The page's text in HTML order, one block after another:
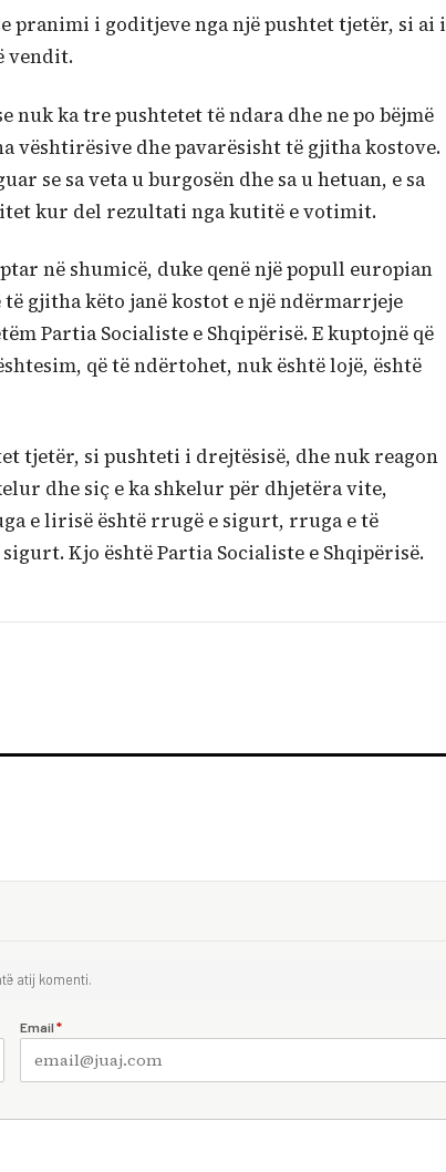
pranimi i goditjeve nga një pushtet tjetër, si ai i
vendit.
nuk ka tre pushtetet të ndara dhe ne po bëjmë
vështirësive dhe pavarësisht të gjitha kostove.
se sa veta u burgosën dhe sa u hetuan, e sa
kur del rezultati nga kutitë e votimit.
në shumicë, duke qenë një popull europian
gjitha këto janë kostot e një ndërmarrjeje
Partia Socialiste e Shqipërisë. E kuptojnë që
që të ndërtohet, nuk është lojë, është
tjetër, si pushteti i drejtësisë, dhe nuk reagon
dhe siç e ka shkelur për dhjetëra vite,
e lirisë është rrugë e sigurt, rruga e të
Kjo është Partia Socialiste e Shqipërisë.
atij komenti.
Email *